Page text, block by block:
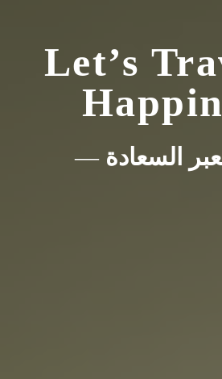
Let’s
— السعادة